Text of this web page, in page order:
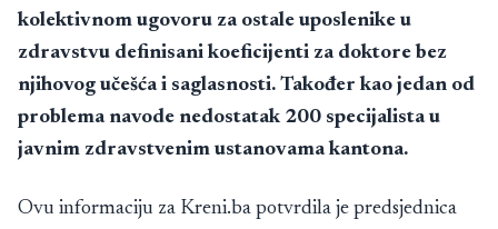
kolektivnom ugovoru za ostale uposlenike u
zdravstvu definisani koeficijenti za doktore bez
njihovog učešća i saglasnosti. Također kao jedan od
problema navode nedostatak 200 specijalista u
javnim zdravstvenim ustanovama kantona.
Ovu informaciju za Kreni.ba potvrdila je predsjednica